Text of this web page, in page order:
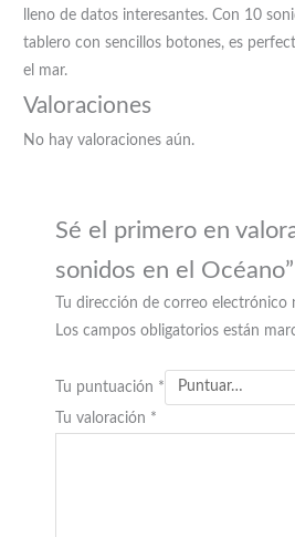
lleno de datos interesantes. Con 10
tablero con sencillos botones, es
el mar.
Valoraciones
No hay valoraciones aún.
Sé el primero en
sonidos en el Océano”
Tu dirección de correo electrónico
Los campos obligatorios están
Tu puntuación *
Tu valoración *